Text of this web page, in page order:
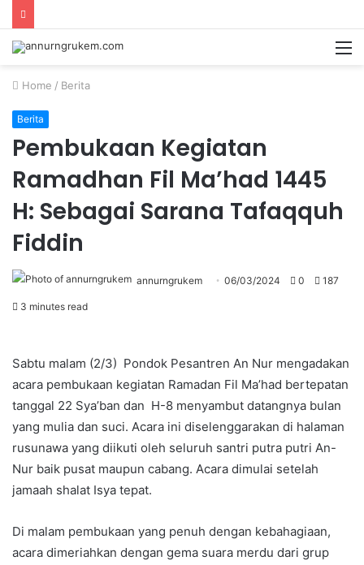
Home / Berita
Berita
Pembukaan Kegiatan
Ramadhan Fil Ma’had 1445
H: Sebagai Sarana Tafaqquh
Fiddin
annurngrukem 06/03/2024 0 187
3 minutes read
Sabtu malam (2/3) Pondok Pesantren An Nur mengadakan
acara pembukaan kegiatan Ramadan Fil Ma’had bertepatan
tanggal 22 Sya’ban dan H-8 menyambut datangnya bulan
yang mulia dan suci. Acara ini diselenggarakan di halaman
rusunawa yang diikuti oleh seluruh santri putra putri An-
Nur baik pusat maupun cabang. Acara dimulai setelah
jamaah shalat Isya tepat.
Di malam pembukaan yang penuh dengan kebahagiaan,
acara dimeriahkan dengan gema suara merdu dari grup